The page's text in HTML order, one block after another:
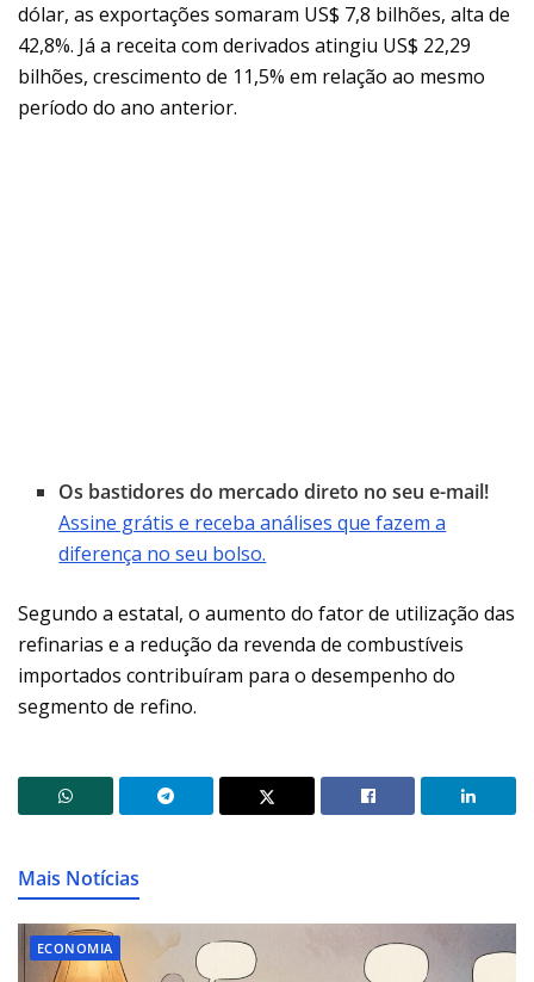
dólar, as exportações somaram US$ 7,8 bilhões, alta de
42,8%. Já a receita com derivados atingiu US$ 22,29
bilhões, crescimento de 11,5% em relação ao mesmo
período do ano anterior.
Os bastidores do mercado direto no seu e-mail!
Assine grátis e receba análises que fazem a
diferença no seu bolso.
Segundo a estatal, o aumento do fator de utilização das
refinarias e a redução da revenda de combustíveis
importados contribuíram para o desempenho do
segmento de refino.
Mais Notícias
ECONOMIA